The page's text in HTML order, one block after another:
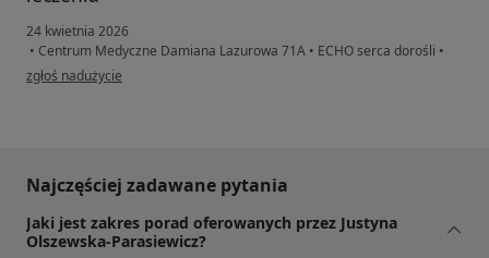
24 kwietnia 2026
• Centrum Medyczne Damiana Lazurowa 71A • ECHO serca dorośli •
w opinii użytkownika Oleg Sidletskiy
zgłoś nadużycie
Najczęściej zadawane pytania
Jaki jest zakres porad oferowanych przez Justyna
Olszewska-Parasiewicz?